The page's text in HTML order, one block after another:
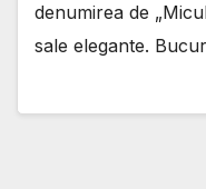
denumirea de
sale elegante.